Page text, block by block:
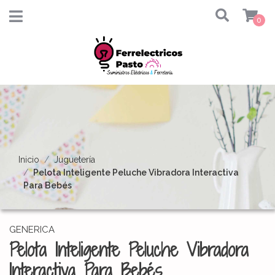
0
Inicio
Juguetería
Pelota Inteligente Peluche Vibradora Interactiva
Para Bebés
GENERICA
Pelota Inteligente Peluche Vibradora